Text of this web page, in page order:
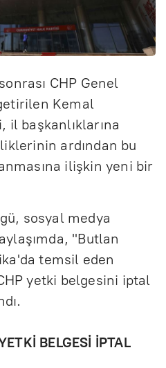
CHP Genel
Kemal
il başkanlıklarına
ardından bu
ilişkin yeni bir
sosyal medya
"Butlan
temsil eden
yetki belgesini iptal
BELGESİ İPTAL